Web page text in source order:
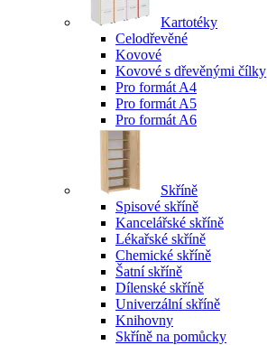
Kartotéky
Celodřevěné
Kovové
Kovové s dřevěnými čílky
Pro formát A4
Pro formát A5
Pro formát A6
Skříně
Spisové skříně
Kancelářské skříně
Lékařské skříně
Chemické skříně
Šatní skříně
Dílenské skříně
Univerzální skříně
Knihovny
Skříně na pomůcky